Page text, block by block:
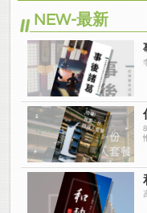
NEW-最新